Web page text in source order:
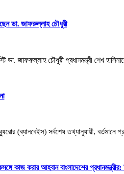
ডা. জাফরুল্লাহ চৌধুরী
ডা. জাফরুল্লাহ চৌধুরী প্রধানমন্ত্রী শেখ
(ব্যানবেইস) সর্বশেষ তথ্যানুযায়ী,
কাজ করার আহবান বাংলাদেশের প্রধানমন্ত্রীর: